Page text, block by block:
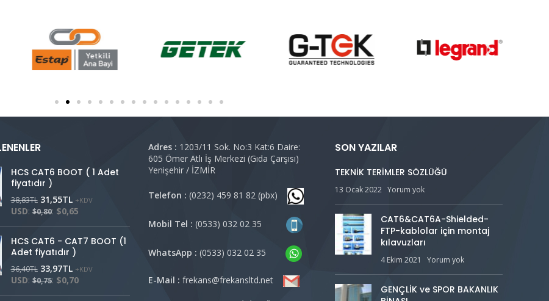
HCS CAT6 BOOT ( 1 Adet
fiyatıdır )
38,83TL 31,55TL +KDV
USD:$0,80: $0,65
HCS CAT6 - CAT7 BOOT (1
Adet fiyatıdır )
36,40TL 33,97TL +KDV
USD:$0,75: $0,70
Adres : 1203/11 Sok. No:3 Kat:6 Daire:
605 Ömer Atlı İş Merkezi (Gıda Çarşısı)
Yenişehir / İZMİR
Telefon : (0232) 459 81 82 (pbx)
Mobil Tel : (0533) 032 02 35
WhatsApp : (0533) 032 02 35
E-Mail : frekans@frekansltd.net
SON YAZILAR
TEKNİK TERİMLER SÖZLÜĞÜ
13 Ocak 2022 Yorum yok
CAT6&CAT6A-Shielded-
FTP-kablolar için montaj
kılavuzları
4 Ekim 2021 Yorum yok
GENÇLİK ve SPOR BAKANLIK